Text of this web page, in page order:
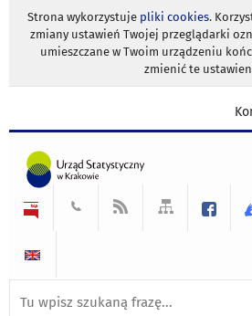
Strona wykorzystuje pliki cookies.
zmiany ustawień Twojej przeglądarki
umieszczane w Twoim urządzeniu
zmienić te